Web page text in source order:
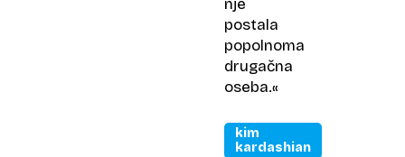
nje
postala
popolnoma
drugačna
oseba.«
kim
kardashian